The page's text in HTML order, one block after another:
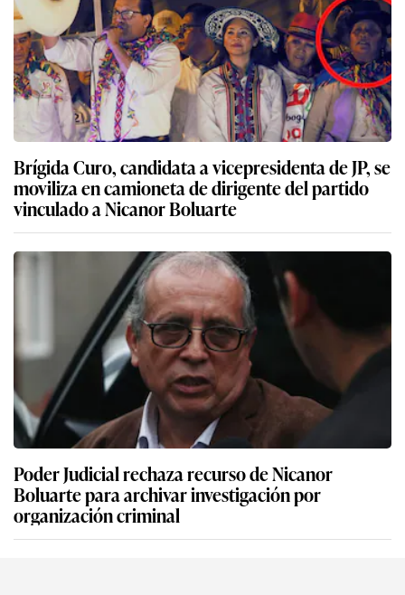
Brígida Curo, candidata a vicepresidenta de JP, se
moviliza en camioneta de dirigente del partido
vinculado a Nicanor Boluarte
Poder Judicial rechaza recurso de Nicanor
Boluarte para archivar investigación por
organización criminal